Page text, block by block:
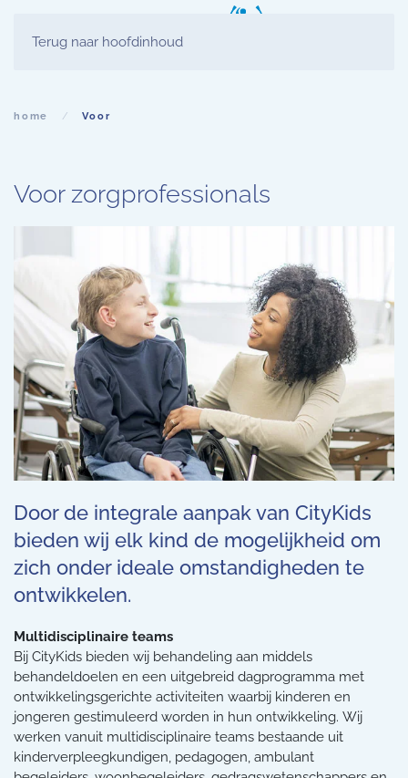
Terug naar hoofdinhoud
home Voor
Voor zorgprofessionals
Door de integrale aanpak van CityKids
bieden wij elk kind de mogelijkheid om
zich onder ideale omstandigheden te
ontwikkelen.
Multidisciplinaire teams
Bij CityKids bieden wij behandeling aan middels
behandeldoelen en een uitgebreid dagprogramma met
ontwikkelingsgerichte activiteiten waarbij kinderen en
jongeren gestimuleerd worden in hun ontwikkeling. Wij
werken vanuit multidisciplinaire teams bestaande uit
kinderverpleegkundigen, pedagogen, ambulant